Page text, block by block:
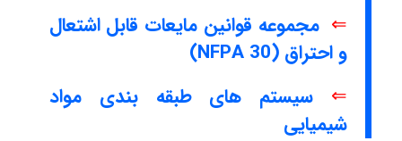
⇐ مجموعه قوانین مایعات قابل اشتعال
و احتراق (NFPA 30)
⇐ سیستم های طبقه بندی مواد
شیمیایی